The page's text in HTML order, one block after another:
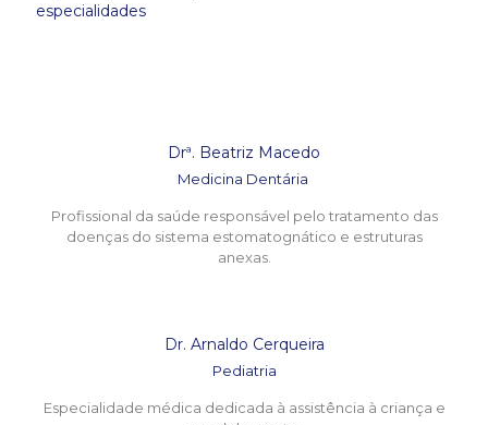
especialidades
Drª. Beatriz Macedo
Medicina Dentária
Profissional da saúde responsável pelo tratamento das
doenças do sistema estomatognático e estruturas
anexas.
Dr. Arnaldo Cerqueira
Pediatria
Especialidade médica dedicada à assistência à criança e